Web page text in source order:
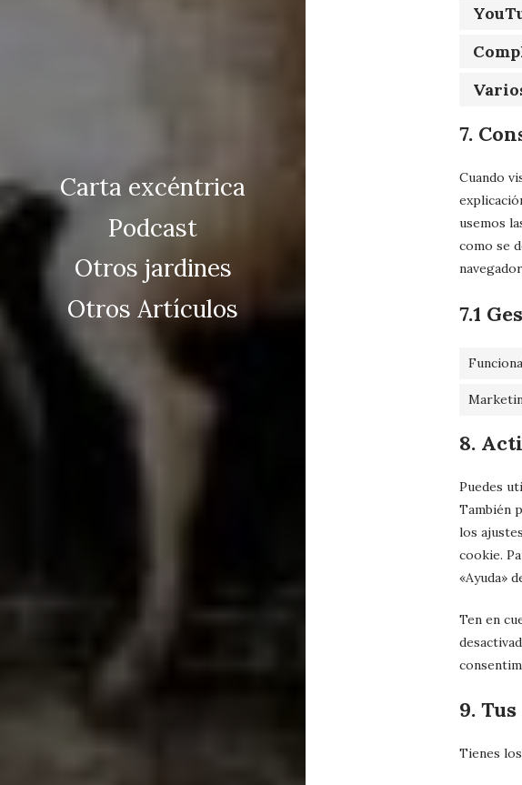
Carta excéntrica
Podcast
Otros jardines
Otros Artículos
7.
Cuando
usemos
como se
7.1
8.
Puedes
También
los
cookie.
«Ayuda»
Ten en
9.
Tienes